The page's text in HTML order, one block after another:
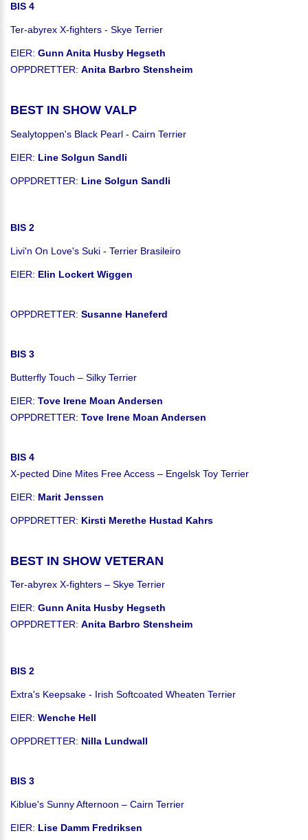
BIS 4
Ter-abyrex X-fighters - Skye Terrier
EIER: Gunn Anita Husby Hegseth
OPPDRETTER: Anita Barbro Stensheim
BEST IN SHOW VALP
Sealytoppen's Black Pearl - Cairn Terrier
EIER: Line Solgun Sandli
OPPDRETTER: Line Solgun Sandli
BIS 2
Livi'n On Love's Suki - Terrier Brasileiro
EIER: Elin Lockert Wiggen
OPPDRETTER: Susanne Haneferd
BIS 3
Butterfly Touch – Silky Terrier
EIER: Tove Irene Moan Andersen
OPPDRETTER: Tove Irene Moan Andersen
BIS 4
X-pected Dine Mites Free Access – Engelsk Toy Terrier
EIER: Marit Jenssen
OPPDRETTER: Kirsti Merethe Hustad Kahrs
BEST IN SHOW VETERAN
Ter-abyrex X-fighters – Skye Terrier
EIER: Gunn Anita Husby Hegseth
OPPDRETTER: Anita Barbro Stensheim
BIS 2
Extra's Keepsake - Irish Softcoated Wheaten Terrier
EIER: Wenche Hell
OPPDRETTER: Nilla Lundwall
BIS 3
Kiblue's Sunny Afternoon – Cairn Terrier
EIER: Lise Damm Fredriksen